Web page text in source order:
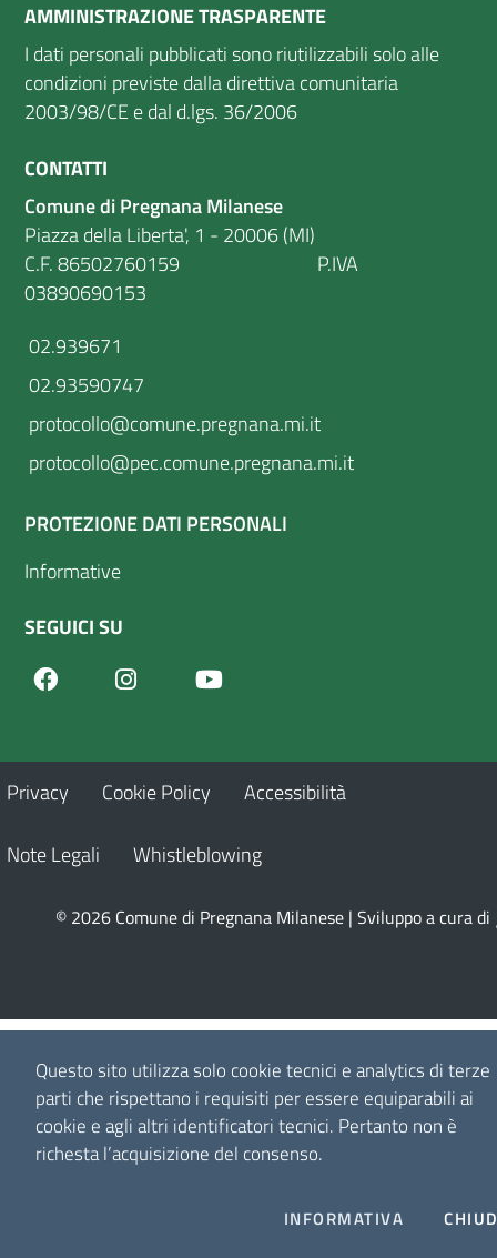
Questo sito utilizza solo cookie tecnici e analytics di terze
parti che rispettano i requisiti per essere equiparabili ai
cookie e agli altri identificatori tecnici. Pertanto non è
richesta l’acquisizione del consenso.
INFORMATIVA
AMMINISTRAZIONE TRASPARENTE
I dati personali pubblicati sono riutilizzabili solo alle
condizioni previste dalla direttiva comunitaria
2003/98/CE e dal d.lgs. 36/2006
CONTATTI
Comune di Pregnana Milanese
Piazza della Liberta', 1 - 20006 (MI)
C.F. 86502760159 P.IVA
03890690153
02.939671
02.93590747
protocollo@comune.pregnana.mi.it
protocollo@pec.comune.pregnana.mi.it
PROTEZIONE DATI PERSONALI
Informative
SEGUICI SU
FacebookInstagram
Privacy Cookie Policy Accessibilità
Note Legali Whistleblowing
© 2026 Comune di Pregnana Milanese | Sviluppo a cura di